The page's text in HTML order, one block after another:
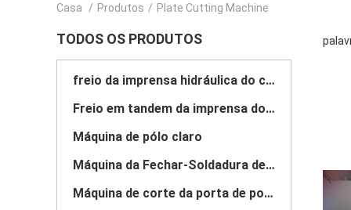
Casa / Produtos / Plate Cutting Machine
TODOS OS PRODUTOS
freio da imprensa hidráulica do cnc
Freio em tandem da imprensa do CNC
Máquina de pólo claro
Máquina da Fechar-Soldadura de pólo claro
Máquina de corte da porta de polo claro